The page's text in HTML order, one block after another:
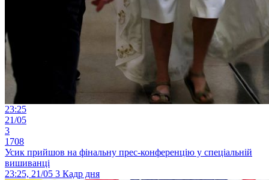
23:25
21/05
3
1708
Усик прийшов на фінальну прес-конференцію у спеціальній
вишиванці
23:25, 21/05 3 Кадр дня